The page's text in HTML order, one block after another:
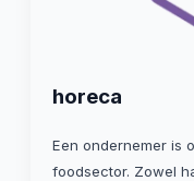
horeca
Een ondernemer is
foodsector. Zowel